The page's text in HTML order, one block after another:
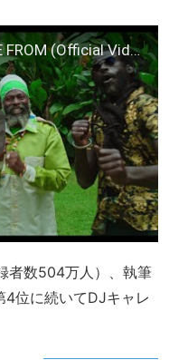
DJ Khaled – WHERE YOU COME FROM (Official Video) ft. Buju Banton, Capleton, Bounty Killer
者数504万人）、執筆
4位に続いてDJキャレ